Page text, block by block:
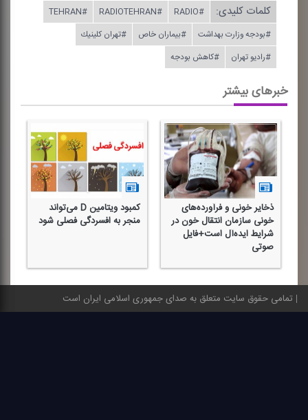
کلمات کلیدی:
#RADIO
#RADIOTEHRAN
#TEHRAN
#بودجه وزارت بهداشت
#بیماران خاص
#تهران كلینیك
#رادیو تهران
#كاهش بودجه
خبرهای بیشتر
ذخایر خونی و فرآورده‌های
خونی سازمان انتقال خون در
شرایط ایده‌آل است+فایل
صوتی
كمبود ویتامین D می‌تواند
منجر به افسردگی فصلی شود
تمامی حقوق سایت متعلق به صدای جمهوری اسلامی ایران است